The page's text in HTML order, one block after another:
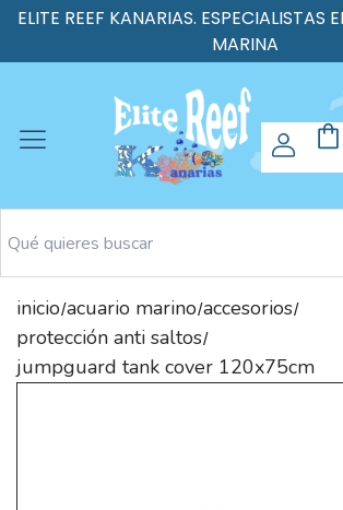
ELITE REEF KANARIAS. ESPECIALISTAS
MARINA
inicio/acuario marino/accesorios/
protección anti saltos/
jumpguard tank cover 120x75cm